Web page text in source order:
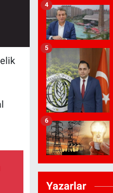
4
5
6
Yazarlar